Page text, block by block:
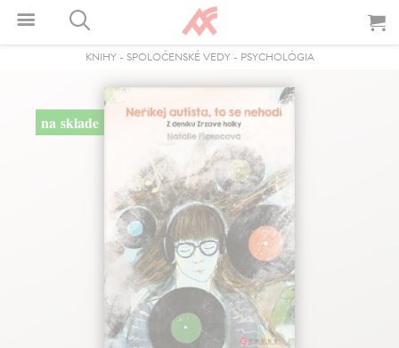
KNIHY- SPOLOČENSKÉ VEDY- PSYCHOLÓGIA
na sklade